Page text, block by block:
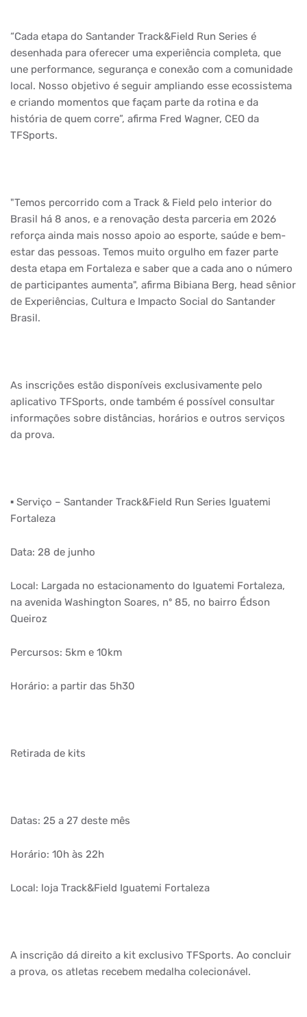
“Cada etapa do Santander Track&Field Run Series é
desenhada para oferecer uma experiência completa, que
une performance, segurança e conexão com a comunidade
local. Nosso objetivo é seguir ampliando esse ecossistema
e criando momentos que façam parte da rotina e da
história de quem corre”, afirma Fred Wagner, CEO da
TFSports.
"Temos percorrido com a Track & Field pelo interior do
Brasil há 8 anos, e a renovação desta parceria em 2026
reforça ainda mais nosso apoio ao esporte, saúde e bem-
estar das pessoas. Temos muito orgulho em fazer parte
desta etapa em Fortaleza e saber que a cada ano o número
de participantes aumenta", afirma Bibiana Berg, head sênior
de Experiências, Cultura e Impacto Social do Santander
Brasil.
As inscrições estão disponíveis exclusivamente pelo
aplicativo TFSports, onde também é possível consultar
informações sobre distâncias, horários e outros serviços
da prova.
▪️︎ Serviço – Santander Track&Field Run Series Iguatemi
Fortaleza
Data: 28 de junho
Local: Largada no estacionamento do Iguatemi Fortaleza,
na avenida Washington Soares, nº 85, no bairro Édson
Queiroz
Percursos: 5km e 10km
Horário: a partir das 5h30
Retirada de kits
Datas: 25 a 27 deste mês
Horário: 10h às 22h
Local: loja Track&Field Iguatemi Fortaleza
A inscrição dá direito a kit exclusivo TFSports. Ao concluir
a prova, os atletas recebem medalha colecionável.